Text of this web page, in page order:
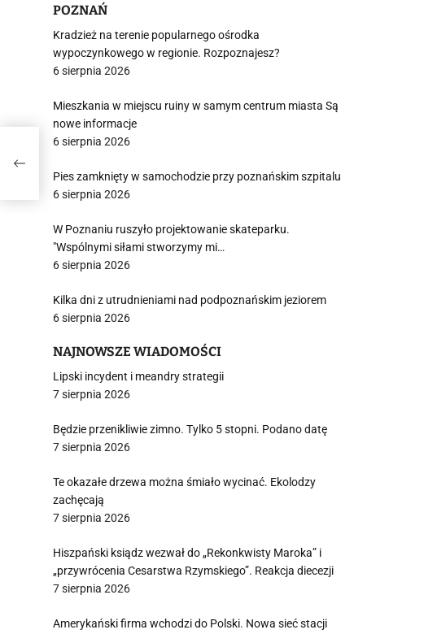
POZNAŃ
Kradzież na terenie popularnego ośrodka
wypoczynkowego w regionie. Rozpoznajesz?
6 sierpnia 2026
Mieszkania w miejscu ruiny w samym centrum miasta Są
nowe informacje
6 sierpnia 2026
Pies zamknięty w samochodzie przy poznańskim szpitalu
6 sierpnia 2026
W Poznaniu ruszyło projektowanie skateparku.
"Wspólnymi siłami stworzymy mi…
6 sierpnia 2026
Kilka dni z utrudnieniami nad podpoznańskim jeziorem
6 sierpnia 2026
NAJNOWSZE WIADOMOŚCI
Lipski incydent i meandry strategii
7 sierpnia 2026
Będzie przenikliwie zimno. Tylko 5 stopni. Podano datę
7 sierpnia 2026
Te okazałe drzewa można śmiało wycinać. Ekolodzy
zachęcają
7 sierpnia 2026
Hiszpański ksiądz wezwał do „Rekonkwisty Maroka” i
„przywrócenia Cesarstwa Rzymskiego”. Reakcja diecezji
7 sierpnia 2026
Amerykański firma wchodzi do Polski. Nowa sieć stacji